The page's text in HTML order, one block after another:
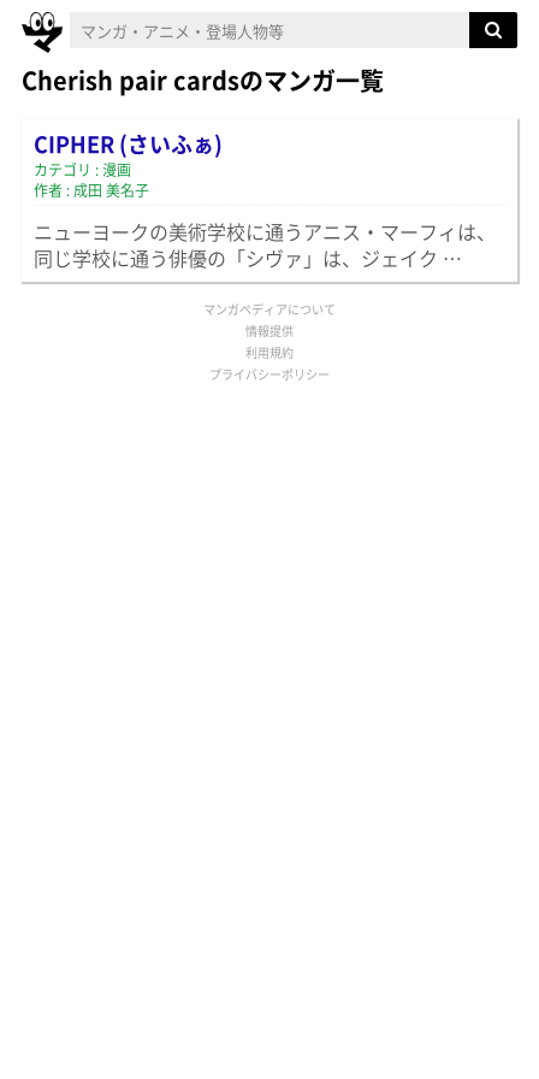
Cherish pair cardsのマンガ一覧
CIPHER (さいふぁ)
カテゴリ : 漫画
作者 : 成田 美名子
ニューヨークの美術学校に通うアニス・マーフィは、
同じ学校に通う俳優の「シヴァ」は、ジェイク …
マンガペディアについて
情報提供
利用規約
プライバシーポリシー